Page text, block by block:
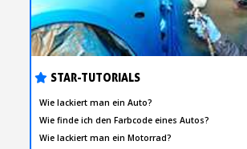
STAR-TUTORIALS
Wie lackiert man ein Auto?
Wie finde ich den Farbcode eines Autos?
Wie lackiert man ein Motorrad?